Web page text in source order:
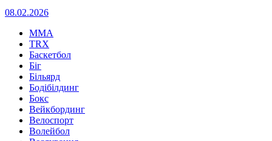
08.02.2026
MMA
TRX
Баскетбол
Біг
Більярд
Бодібілдинг
Бокс
Вейкбординг
Велоспорт
Волейбол